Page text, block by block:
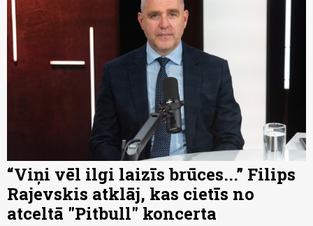
“Viņi vēl ilgi laizīs brūces...” Filips
Rajevskis atklāj, kas cietīs no
atceltā "Pitbull" koncerta